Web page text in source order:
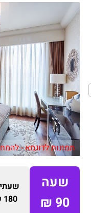
תמונות לדוגמא -
שעה
90 ₪
180 ₪